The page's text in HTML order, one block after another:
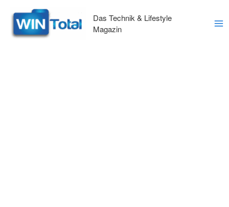
Inhalt
springen
Das Technik & Lifestyle
Magazin